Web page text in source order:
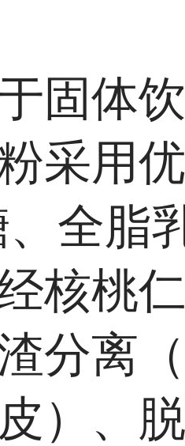
固体
采用
全脂
核桃
分离
）、